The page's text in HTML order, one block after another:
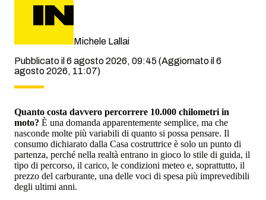
Michele Lallai
Pubblicato il 6 agosto 2026, 09:45 (Aggiornato il 6
agosto 2026, 11:07)
Quanto costa davvero percorrere 10.000 chilometri in
moto? È una domanda apparentemente semplice, ma che
nasconde molte più variabili di quanto si possa pensare. Il
consumo dichiarato dalla Casa costruttrice è solo un punto di
partenza, perché nella realtà entrano in gioco lo stile di guida, il
tipo di percorso, il carico, le condizioni meteo e, soprattutto, il
prezzo del carburante, una delle voci di spesa più imprevedibili
degli ultimi anni.